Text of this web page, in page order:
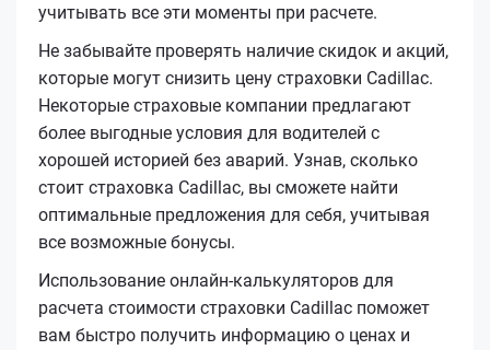
учитывать все эти моменты при расчете.
Не забывайте проверять наличие скидок и акций,
которые могут снизить цену страховки Cadillac.
Некоторые страховые компании предлагают
более выгодные условия для водителей с
хорошей историей без аварий. Узнав, сколько
стоит страховка Cadillac, вы сможете найти
оптимальные предложения для себя, учитывая
все возможные бонусы.
Использование онлайн-калькуляторов для
расчета стоимости страховки Cadillac поможет
вам быстро получить информацию о ценах и